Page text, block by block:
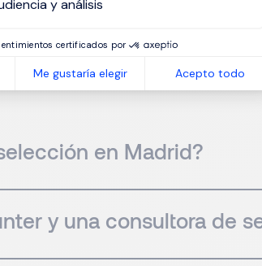
y análisis
certificados por
Me gustaría elegir Acepto todo
más
en Madrid?
y una consultora de